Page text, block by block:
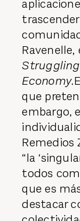
Economy.
que
embargo,
Remedios
“la
todos
que es
destacar